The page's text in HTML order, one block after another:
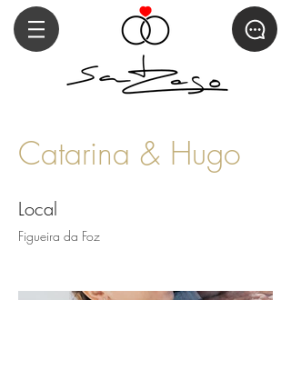
Catarina & Hugo
Local
Figueira da Foz